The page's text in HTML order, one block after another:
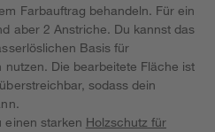
Farbauftrag behandeln. Für ein
aber 2 Anstriche. Du kannst das
Basis für
Die bearbeitete Fläche ist
sodass dein
einen starken Holzschutz für